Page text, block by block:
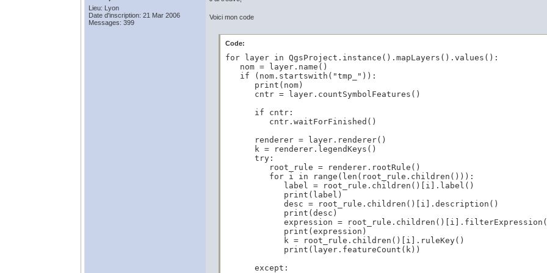
Lieu: Lyon
Date d'inscription: 21 Mar 2006
Messages: 399
Voici mon code
Code:
for layer in QgsProject.instance().mapLayers().values():
   nom = layer.name()
   if (nom.startswith("tmp_")):
      print(nom)
      cntr = layer.countSymbolFeatures()
      if cntr:
         cntr.waitForFinished()
      renderer = layer.renderer()
      k = renderer.legendKeys()
      try:
         root_rule = renderer.rootRule()
         for i in range(len(root_rule.children())):
            label = root_rule.children()[i].label()
            print(label)
            desc = root_rule.children()[i].description()
            print(desc)
expression =
            print(expression)
            k = root_rule.children()[i].ruleKey()
            print(layer.featureCount(k))
      except: